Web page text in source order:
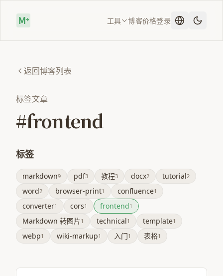
工具 博客价格登录
返回博客列表
标签文章
#frontend
标签
markdown9 pdf3 教程3 docx2 tutorial2
word2 browser-print1 confluence1
converter1 cors1 frontend1
Markdown 转图片1 technical1 template1
webp1 wiki-markup1 入门1 表格1